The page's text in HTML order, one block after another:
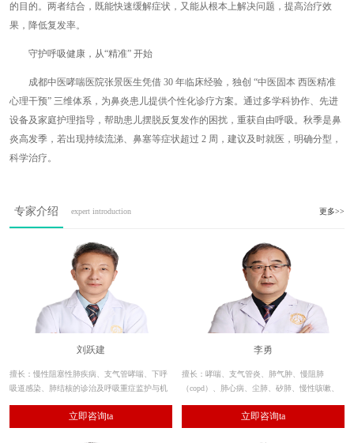
的目的。两者结合，既能快速缓解症状，又能从根本上解决问题，提高治疗效
果，降低复发率。
守护呼吸健康，从“精准” 开始
成都中医哮喘医院张景医生凭借 30 年临床经验，独创 “中医固本 西医精准
心理干预” 三维体系，为鼻炎患儿提供个性化诊疗方案。通过多学科协作、先进
设备及家庭护理指导，帮助患儿摆脱反复发作的困扰，重获自由呼吸。秋季是鼻
炎高发季，若出现持续流涕、鼻塞等症状超过 2 周，建议及时就医，明确分型，
科学治疗。
专家介绍 expert introduction 更多>>
刘跃建
擅长：慢性阻塞性肺疾病、支气管哮喘、下呼
吸道感染、肺结核的诊治及呼吸重症监护与机
治疗性应用及肺功能测定。
立即咨询ta
李勇
擅长：哮喘、支气管炎、肺气肿、慢阻肺
（copd）、肺心病、尘肺、矽肺、慢性咳嗽、
化、肺结节、呼吸衰竭等呼吸系统疾病的诊
治。
立即咨询ta